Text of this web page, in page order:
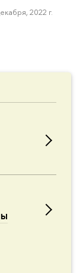
2022 г.